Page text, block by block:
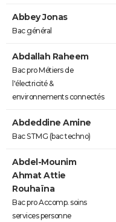
Abbey Jonas
Bac général
Abdallah Raheem
Bac pro Métiers de
l'électricité &
environnements connectés
Abdeddine Amine
Bac STMG (bac techno)
Abdel-Mounim
Ahmat Attie
Rouhaïna
Bac pro Accomp. soins
services personne